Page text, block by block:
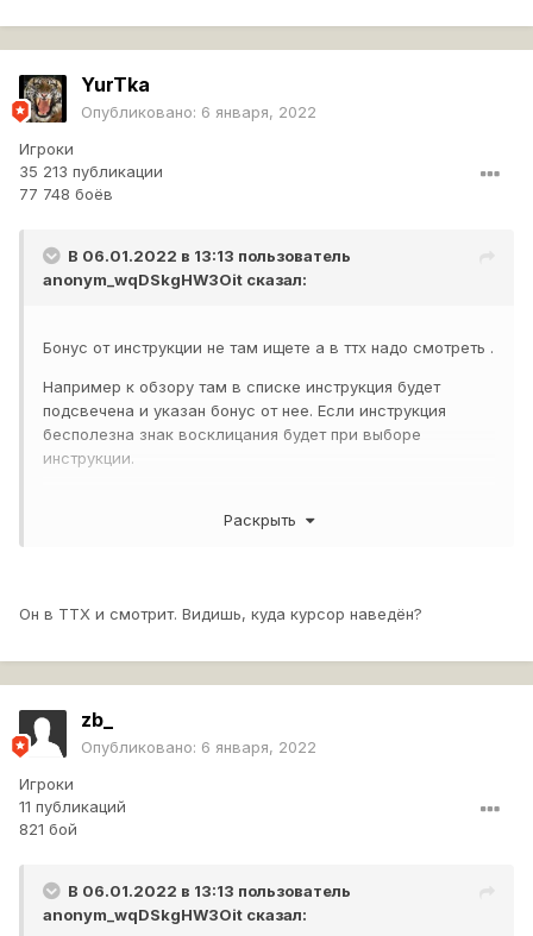
YurTka
Опубликовано: 6 января, 2022
Игроки
35 213 публикации
77 748 боёв
В 06.01.2022 в 13:13 пользователь
anonym_wqDSkgHW3Oit сказал:
Бонус от инструкции не там ищете а в ттх надо смотреть .
Например к обзору там в списке инструкция будет
подсвечена и указан бонус от нее. Если инструкция
бесполезна знак восклицания будет при выборе
инструкции.
Раскрыть
Он в ТТХ и смотрит. Видишь, куда курсор наведён?
zb_
Опубликовано: 6 января, 2022
Игроки
11 публикаций
821 бой
В 06.01.2022 в 13:13 пользователь
anonym_wqDSkgHW3Oit сказал: